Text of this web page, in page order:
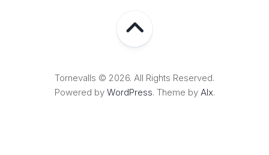
Tornevalls © 2026. All Rights Reserved.
Powered by WordPress. Theme by Alx.